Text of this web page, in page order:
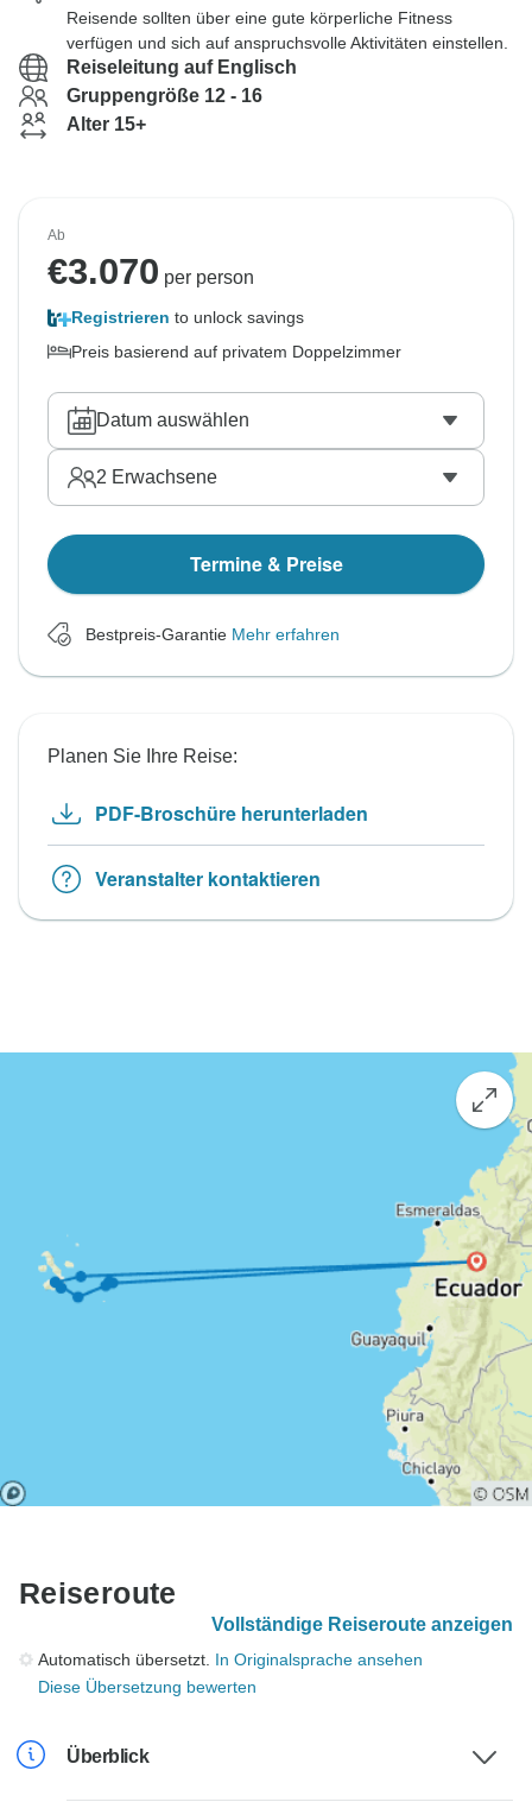
Reisende sollten über eine gute körperliche Fitness
verfügen und sich auf anspruchsvolle Aktivitäten einstellen.
Reiseleitung auf Englisch
Gruppengröße 12 - 16
Alter 15+
Ab
€3.070 per person
Registrieren to unlock savings
Preis basierend auf privatem Doppelzimmer
Datum auswählen
2 Erwachsene
Termine & Preise
Bestpreis-Garantie Mehr erfahren
Planen Sie Ihre Reise:
PDF-Broschüre herunterladen
Veranstalter kontaktieren
Reiseroute
Vollständige Reiseroute anzeigen
Automatisch übersetzt. In Originalsprache ansehen
Diese Übersetzung bewerten
Überblick